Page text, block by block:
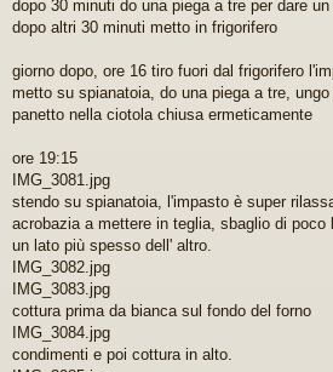
dopo 30 minuti do una piega a tre per dare
dopo altri 30 minuti metto in frigorifero
giorno dopo, ore 16 tiro fuori dal frigorifero
metto su spianatoia, do una piega a tre,
panetto nella ciotola chiusa ermeticamente
ore 19:15
IMG_3081.jpg
stendo su spianatoia, l'impasto è super
acrobazia a mettere in teglia, sbaglio di
un lato più spesso dell' altro.
IMG_3082.jpg
IMG_3083.jpg
cottura prima da bianca sul fondo del forno
IMG_3084.jpg
condimenti e poi cottura in alto.